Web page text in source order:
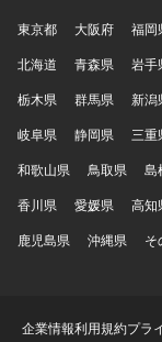
東京都 大阪府 福岡
北海道
青森県 岩手
栃木県
群馬県 新潟
岐阜県
静岡県 三重
和歌山県
鳥取県 島
香川県
愛媛県 高知
鹿児島県
沖縄県 そ
企業情報利用規約プラ